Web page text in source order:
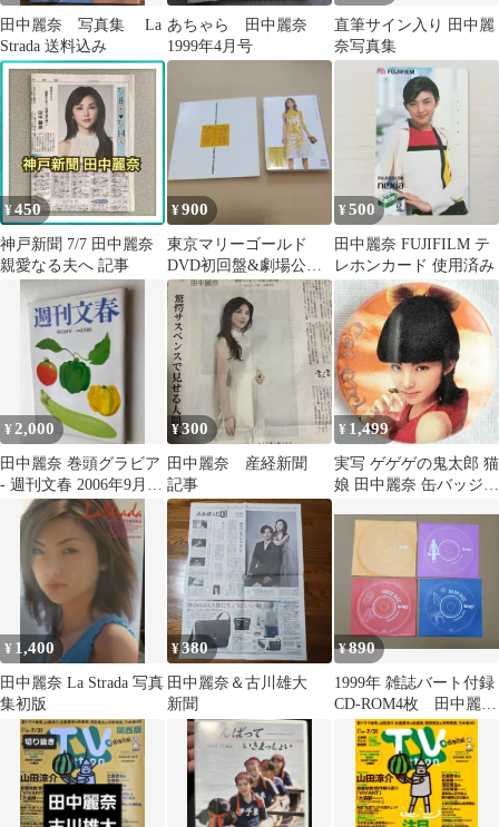
田中麗奈 写真集 La
Strada 送料込み
あちゃら 田中麗奈
1999年4月号
直筆サイン入り 田中麗
奈写真集
¥450
神戸新聞 7/7 田中麗奈
親愛なる夫へ 記事
¥900
東京マリーゴールド
DVD初回盤&劇場公開
時パンフレットセット
田中麗奈
¥500
田中麗奈 FUJIFILM テ
レホンカード 使用済み
¥2,000
田中麗奈 巻頭グラビア
- 週刊文春 2006年9月14
日号
¥300
田中麗奈 産経新聞
記事
¥ 1,499
実写 ゲゲゲの鬼太郎 猫
娘 田中麗奈 缶バッジ
外袋あり
¥ 1,400
田中麗奈 La Strada 写真
集初版
¥380
田中麗奈＆古川雄大
新聞
¥890
1999年 雑誌バート付録
CD-ROM4枚 田中麗奈
広末涼子 BART